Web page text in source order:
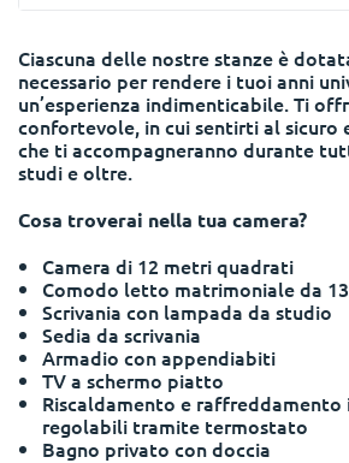
Portuguese
Ciascuna delle nostre stanze è
necessario per rendere i tuoi anni
un’esperienza indimenticabile. Ti
confortevole, in cui sentirti al sicuro
che ti accompagneranno durante
studi e oltre.
Cosa troverai nella tua camera?
Camera di 12 metri quadrati
Comodo letto matrimoniale da
Scrivania con lampada da studio
Sedia da scrivania
Armadio con appendiabiti
TV a schermo piatto
Riscaldamento e
regolabili tramite termostato
Bagno privato con doccia